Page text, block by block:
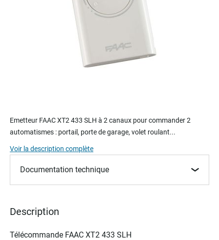
to
the
of
the
images
Emetteur FAAC XT2 433 SLH à 2 canaux pour commander 2
automatismes : portail, porte de garage, volet roulant...
Voir la description complète
Documentation technique
Description
Télécommande FAAC XT2 433 SLH